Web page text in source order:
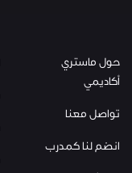
حول ماستري
أكاديمي
تواصل معنا
انضم لنا كمدرب